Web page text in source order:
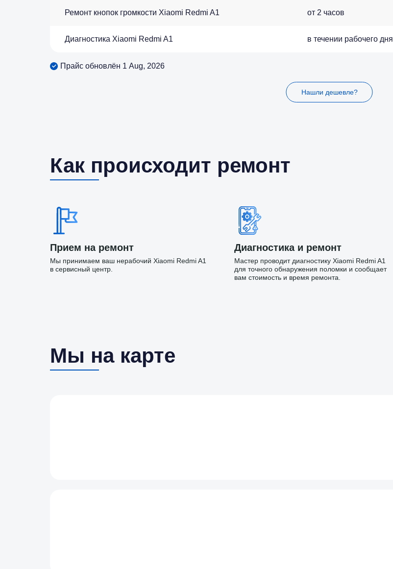
Ремонт кнопок громкости Xiaomi Redmi A1 от 2 часов
Диагностика Xiaomi Redmi A1 в течении рабочего дня
Прайс обновлён 1 Aug, 2026
Нашли дешевле?
Как происходит ремонт
Прием на ремонт
Мы принимаем ваш нерабочий Xiaomi Redmi A1
в сервисный центр.
Диагностика и ремонт
Мастер проводит диагностику Xiaomi Redmi A1
для точного обнаружения поломки и сообщает
вам стоимость и время ремонта.
Мы на карте